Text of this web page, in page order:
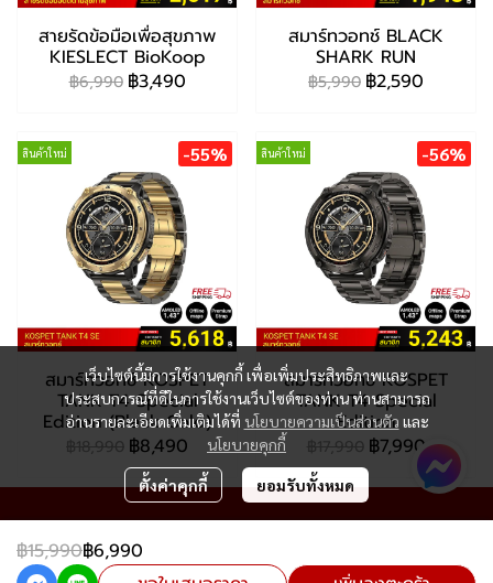
สายรัดข้อมือเพื่อสุขภาพ
KIESLECT BioKoop
฿6,990 ฿3,490
สมาร์ทวอทช์ BLACK
SHARK RUN
฿5,990 ฿2,590
สินค้าใหม่ -55%
สมาร์ทวอทช์ KOSPET
TANK T4 Special
Edition (Black Gold)
฿18,990 ฿8,490
สินค้าใหม่ -56%
สมาร์ทวอทช์ KOSPET
TANK T4 Special
Edition
฿17,990 ฿7,990
฿15,990฿6,990
เว็บไซต์นี้มีการใช้งานคุกกี้ เพื่อเพิ่มประสิทธิภาพและ
ประสบการณ์ที่ดีในการใช้งานเว็บไซต์ของท่าน ท่านสามารถ
อ่านรายละเอียดเพิ่มเติมได้ที่ นโยบายความเป็นส่วนตัว และ
นโยบายคุกกี้
ตั้งค่าคุกกี้ ยอมรับทั้งหมด
Copyright 2024 | All Rights Reserved | Powered by MWE